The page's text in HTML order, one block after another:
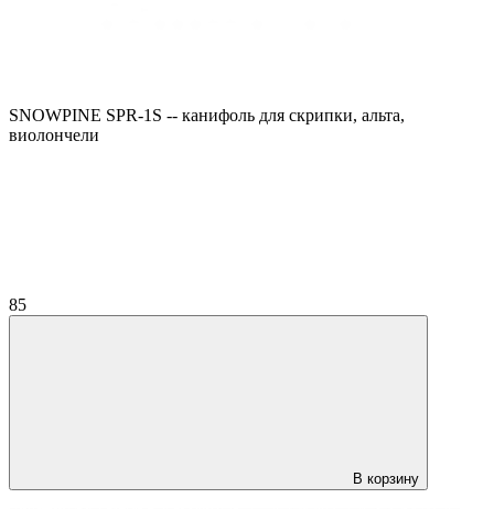
SNOWPINE SPR-1S -- канифоль для скрипки, альта,
виолончели
85
В корзину